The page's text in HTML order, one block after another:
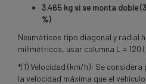
3.465 kg si se monta doble
%)
Neumáticos tipo diagonal y radial
milimétricos, usar columna L = 120
*(1) Velocidad (km/h): Se
la velocidad máxima que el